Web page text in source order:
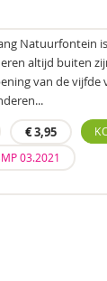
Natuurfontein
altijd buiten
van de vijfde
€3,95
03.2021